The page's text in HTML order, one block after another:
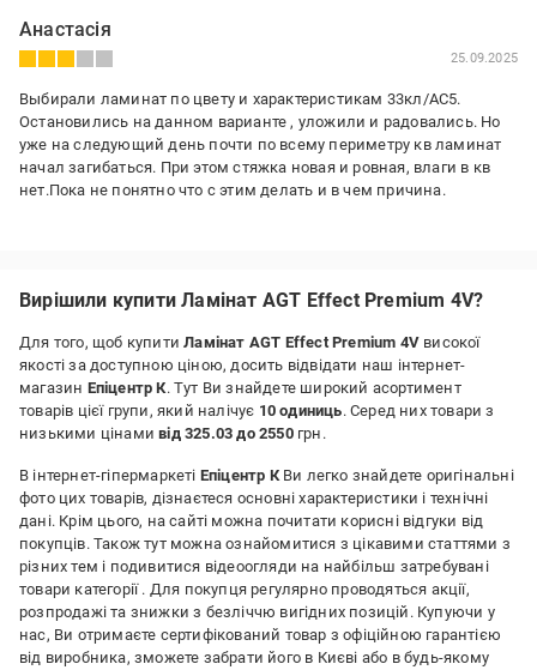
Анастасія
25.09.2025
Выбирали ламинат по цвету и характеристикам 33кл/АС5.
Остановились на данном варианте , уложили и радовались. Но
уже на следующий день почти по всему периметру кв ламинат
начал загибаться. При этом стяжка новая и ровная, влаги в кв
нет.Пока не понятно что с этим делать и в чем причина.
Недоліки:
Вирішили купити Ламінат AGT Effect Premium 4V?
Для того, щоб купитиЛамінат AGT Effect Premium 4V високої
якості за доступною ціною, досить відвідати наш інтернет-
магазин Епіцентр К. Тут Ви знайдете широкий асортимент
товарів цієї групи, який налічує 10 одиниць. Серед них товари з
низькими цінамивід 325.03 до 2550грн.
В інтернет-гіпермаркеті Епіцентр КВи легко знайдете оригінальні
фото цих товарів, дізнаєтеся основні характеристики і технічні
дані. Крім цього, на сайті можна почитати корисні відгуки від
покупців. Також тут можна ознайомитися з цікавими статтями з
різних тем і подивитися відеоогляди на найбільш затребувані
товари категорії . Для покупця регулярно проводяться акції,
розпродажі та знижки з безліччю вигідних позицій. Купуючи у
нас, Ви отримаєте сертифікований товар з офіційною гарантією
від виробника, зможете забрати його в Києві або в будь-якому